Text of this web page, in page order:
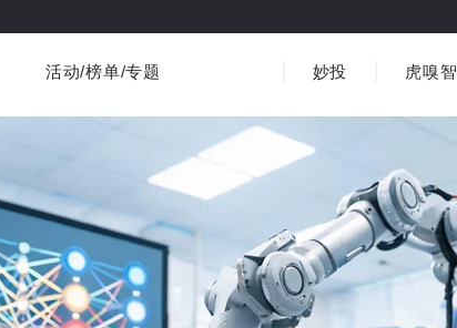
费 社会文化 金融财经
出海
活动/榜单/专题 妙投 虎嗅